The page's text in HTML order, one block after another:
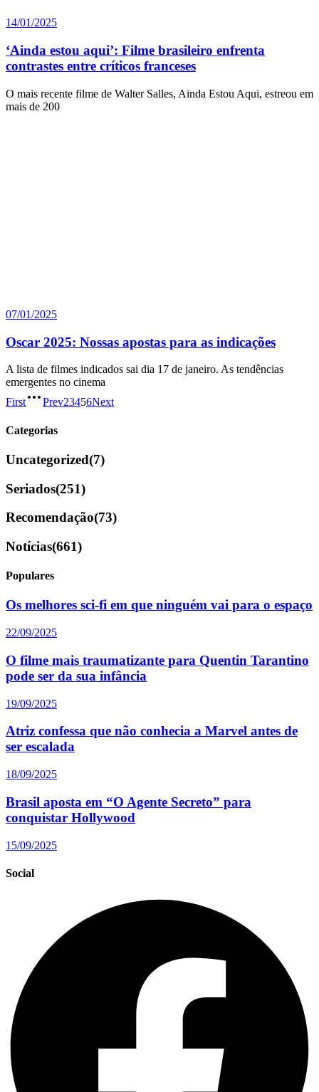
14/01/2025
‘Ainda estou aqui’: Filme brasileiro enfrenta
contrastes entre críticos franceses
O mais recente filme de Walter Salles, Ainda Estou Aqui, estreou em
mais de 200
07/01/2025
Oscar 2025: Nossas apostas para as indicações
A lista de filmes indicados sai dia 17 de janeiro. As tendências
emergentes no cinema
First
Prev23456Next
Categorias
Uncategorized(7)
Seriados(251)
Recomendação(73)
Notícias(661)
Populares
Os melhores sci-fi em que ninguém vai para o espaço
22/09/2025
O filme mais traumatizante para Quentin Tarantino
pode ser da sua infância
19/09/2025
Atriz confessa que não conhecia a Marvel antes de
ser escalada
18/09/2025
Brasil aposta em “O Agente Secreto” para
conquistar Hollywood
15/09/2025
Social